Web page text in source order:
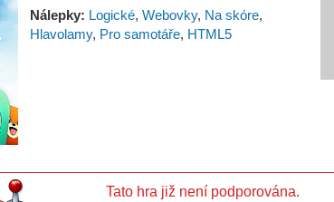
Nálepky: Logické, Webovky, Na skóre,
Hlavolamy, Pro samotáře, HTML5
Tato hra již není podporována.